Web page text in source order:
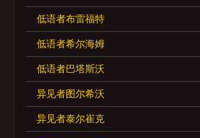
低语者布雷福特
低语者希尔海姆
低语者巴塔斯沃
异见者图尔希沃
异见者泰尔崔克